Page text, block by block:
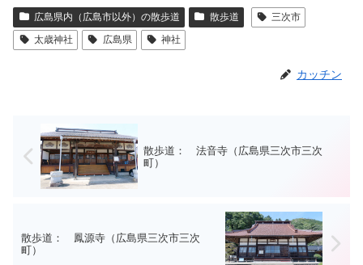
広島県内（広島市以外）の散歩道 散歩道
三次市
太歳神社
広島県 神社
カッチン
散歩道： 法音寺（広島県三次市三次
町）
散歩道： 鳳源寺（広島県三次市三次
町）